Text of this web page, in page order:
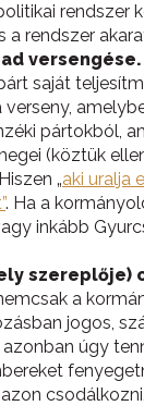
a rendszer
versengése.
saját
pártokból,
(köztük
„aki uralja
. Ha a
inkább
a
jogos,
úgy